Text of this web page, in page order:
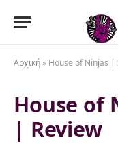
Αρχική » House of Ninjas |
House of
| Review